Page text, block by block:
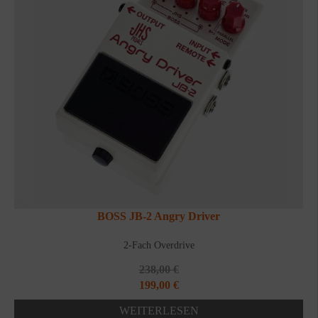
BOSS JB-2 Angry Driver
2-Fach Overdrive
238,00€
Ursprünglicher
Preis
war:
199,00 €Aktueller
Preis
ist:
WEITERLESEN